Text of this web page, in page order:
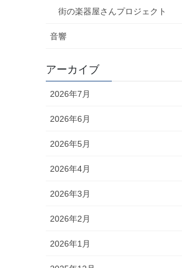
街の楽器屋さんプロジェクト
音響
アーカイブ
2026年7月
2026年6月
2026年5月
2026年4月
2026年3月
2026年2月
2026年1月